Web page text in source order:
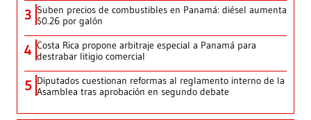
3 Suben precios de combustibles en Panamá: diésel aumenta
$0.26 por galón
4 Costa Rica propone arbitraje especial a Panamá para
destrabar litigio comercial
5 Diputados cuestionan reformas al reglamento interno de la
Asamblea tras aprobación en segundo debate